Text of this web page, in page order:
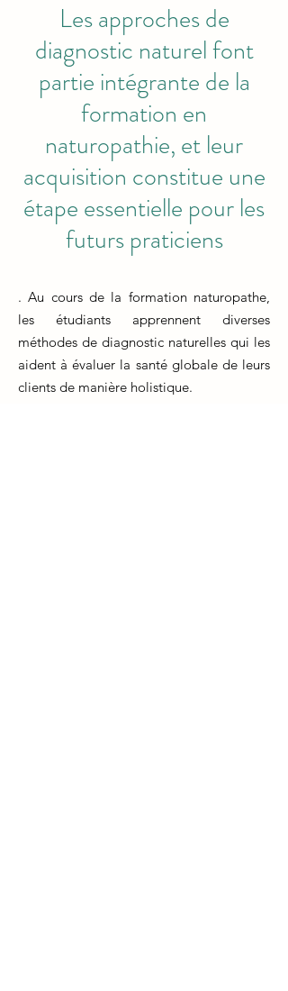
Les approches de
diagnostic naturel font
partie intégrante de la
formation en
naturopathie, et leur
acquisition constitue une
étape essentielle pour les
futurs praticiens
. Au cours de la formation naturopathe,
les étudiants apprennent diverses
méthodes de diagnostic naturelles qui les
aident à évaluer la santé globale de leurs
clients de manière holistique.